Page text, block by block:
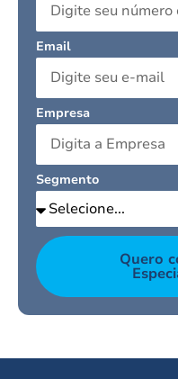
Email
Empresa
Segmento
Quero